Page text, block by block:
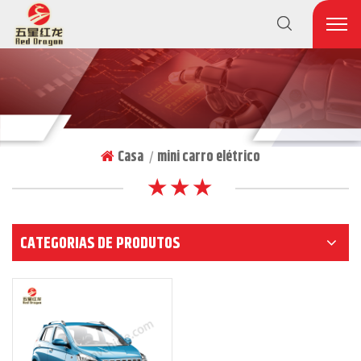
Casa | mini carro elétrico
★ ★ ★
CATEGORIAS DE PRODUTOS